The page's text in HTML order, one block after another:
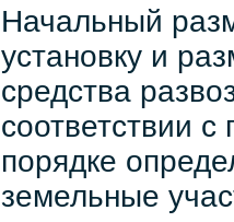
Начальный
установку и
средства
соответствии
порядке
земельные